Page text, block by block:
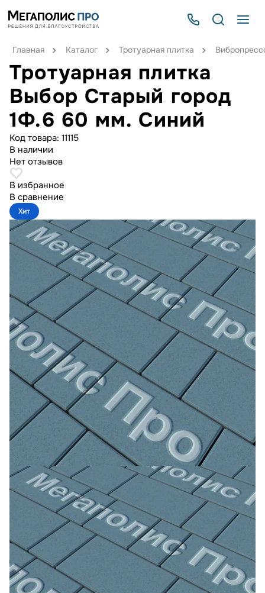
Главная Каталог Тротуарная плитка
Тротуарная плитка
Выбор Старый город
1Ф.6 60 мм. Синий
Код товара: 11115
В наличии
Нет отзывов
В избранное
В сравнение
Хит